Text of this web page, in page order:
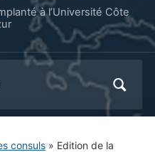
à l’Université Côte
consuls» Edition de la